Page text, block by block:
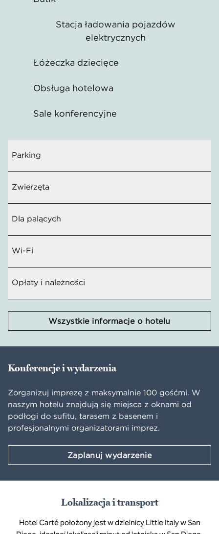
Stacja ładowania pojazdów
elektrycznych
Łóżeczka dziecięce
Obsługa hotelowa
Sale konferencyjne
Parking
Zwierzęta
Dla palących
Wi-Fi
Opłaty i należności
Wszystkie informacje o hotelu
Konferencje i wydarzenia
Zorganizuj imprezę z maksymalnie 100 gośćmi. W
naszym hotelu znajdują się miejsca z oknami od
podłogi do sufitu, tarasem z basenem i
profesjonalnymi organizatorami imprez.
Zaplanuj wydarzenie
Lokalizacja i transport
Hotel Carté położony jest w dzielnicy Little Italy w San